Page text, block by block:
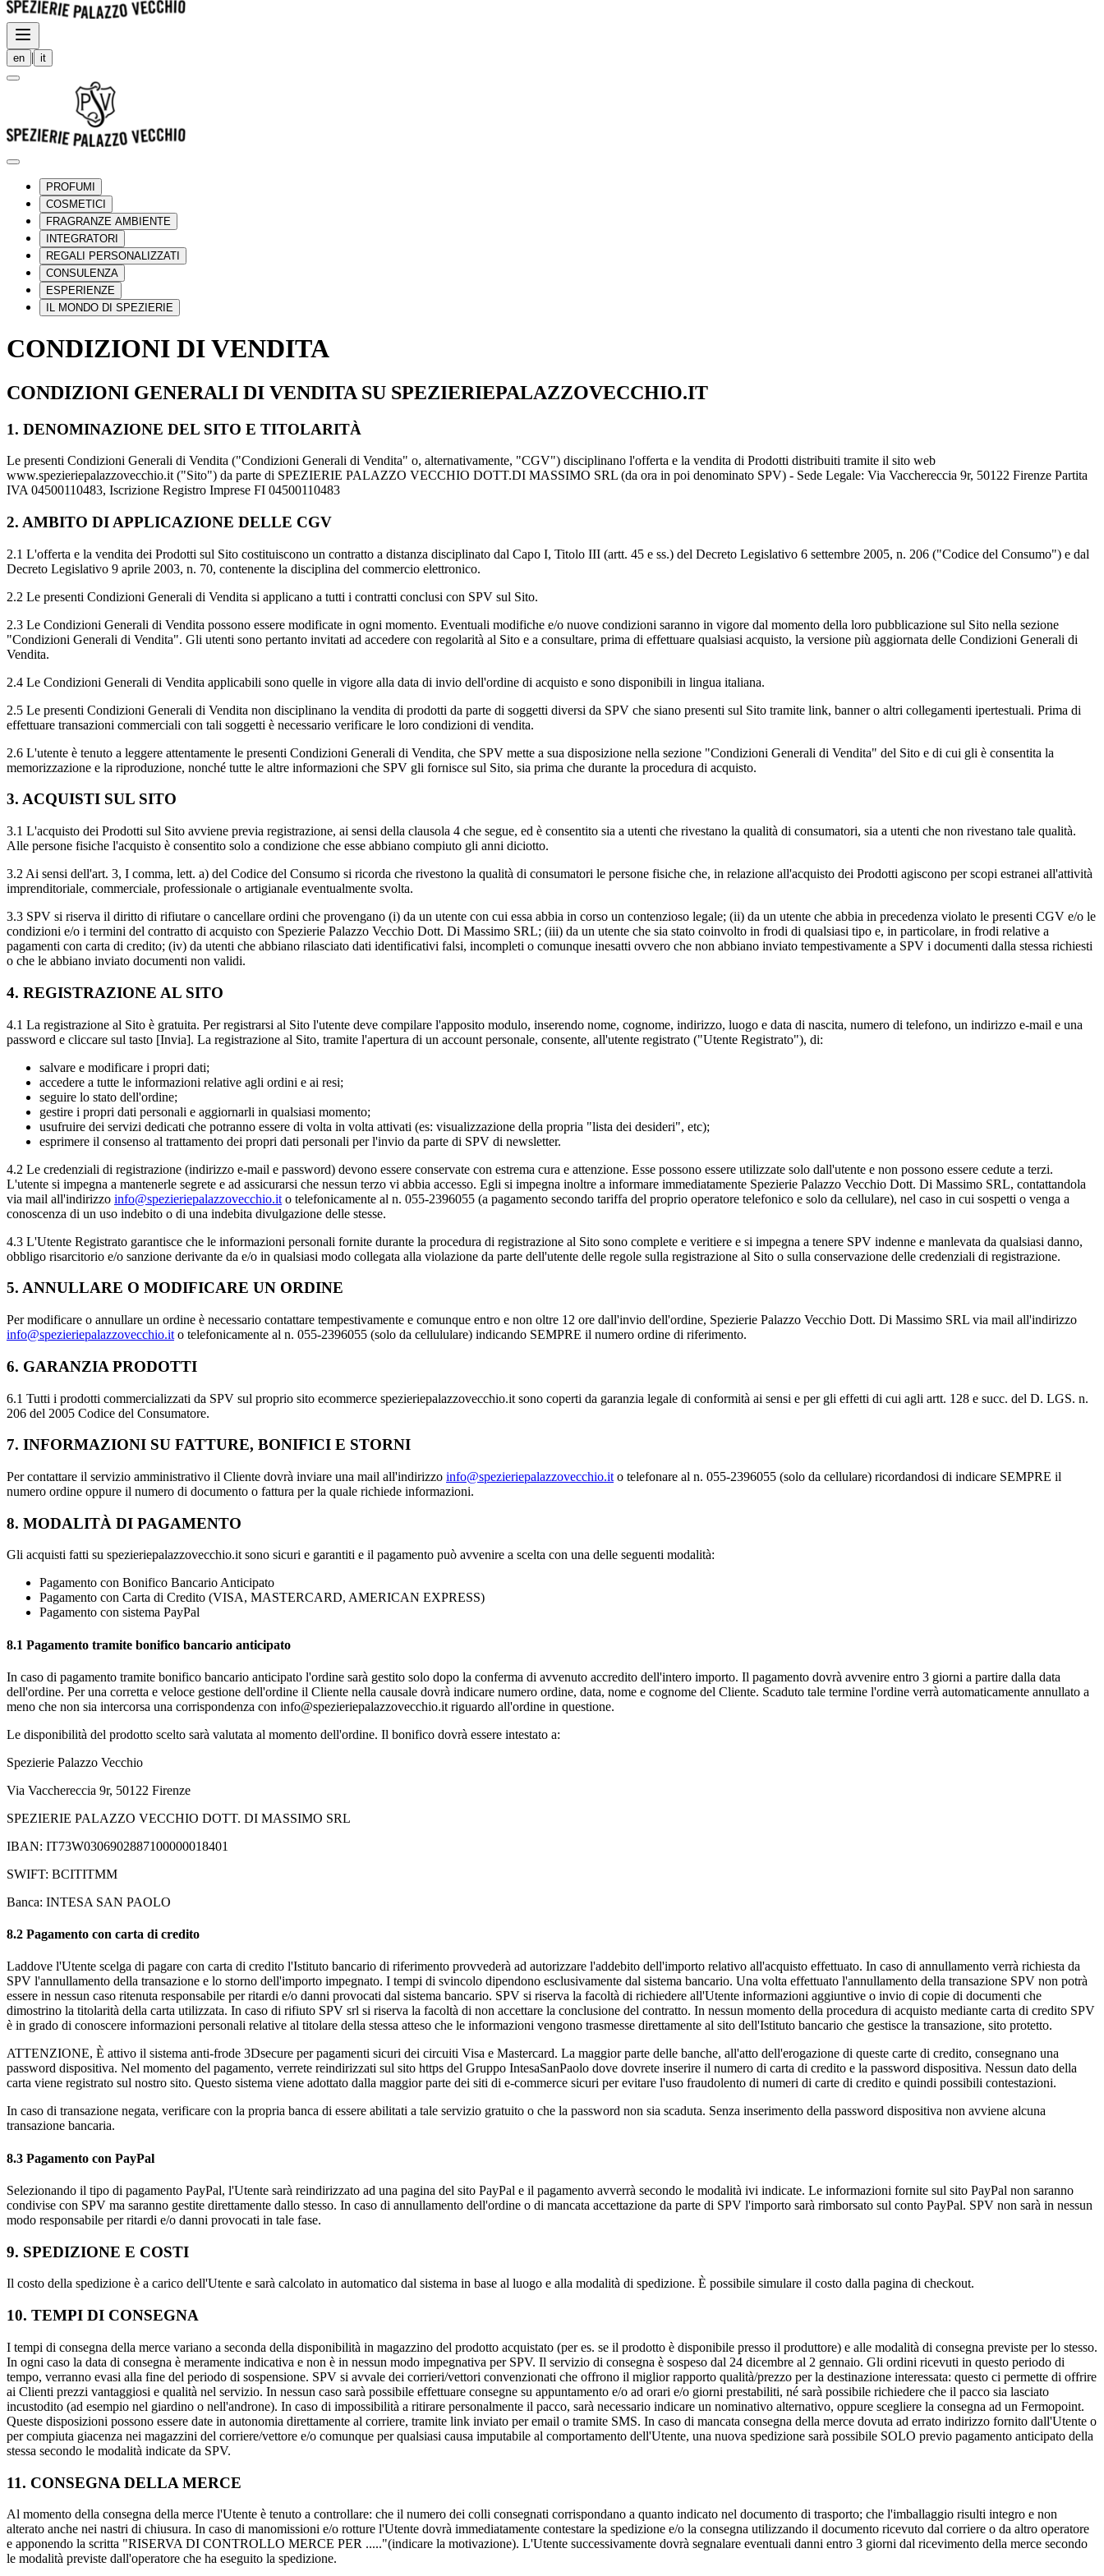
en | it
PROFUMI
COSMETICI
FRAGRANZE AMBIENTE
INTEGRATORI
REGALI PERSONALIZZATI
CONSULENZA
ESPERIENZE
IL MONDO DI SPEZIERIE
CONDIZIONI DI VENDITA
CONDIZIONI GENERALI DI VENDITA SU SPEZIERIEPALAZZOVECCHIO.IT
1. DENOMINAZIONE DEL SITO E TITOLARITÀ
Le presenti Condizioni Generali di Vendita ("Condizioni Generali di Vendita" o, alternativamente, "CGV") disciplinano l'offerta e la vendita di Prodotti distribuiti tramite il sito web
www.spezieriepalazzovecchio.it ("Sito") da parte di SPEZIERIE PALAZZO VECCHIO DOTT.DI MASSIMO SRL (da ora in poi denominato SPV) - Sede Legale: Via Vacchereccia 9r, 50122 Firenze Partita
IVA 04500110483, Iscrizione Registro Imprese FI 04500110483
2. AMBITO DI APPLICAZIONE DELLE CGV
2.1 L'offerta e la vendita dei Prodotti sul Sito costituiscono un contratto a distanza disciplinato dal Capo I, Titolo III (artt. 45 e ss.) del Decreto Legislativo 6 settembre 2005, n. 206 ("Codice del Consumo") e dal
Decreto Legislativo 9 aprile 2003, n. 70, contenente la disciplina del commercio elettronico.
2.2 Le presenti Condizioni Generali di Vendita si applicano a tutti i contratti conclusi con SPV sul Sito.
2.3 Le Condizioni Generali di Vendita possono essere modificate in ogni momento. Eventuali modifiche e/o nuove condizioni saranno in vigore dal momento della loro pubblicazione sul Sito nella sezione
"Condizioni Generali di Vendita". Gli utenti sono pertanto invitati ad accedere con regolarità al Sito e a consultare, prima di effettuare qualsiasi acquisto, la versione più aggiornata delle Condizioni Generali di
Vendita.
2.4 Le Condizioni Generali di Vendita applicabili sono quelle in vigore alla data di invio dell'ordine di acquisto e sono disponibili in lingua italiana.
2.5 Le presenti Condizioni Generali di Vendita non disciplinano la vendita di prodotti da parte di soggetti diversi da SPV che siano presenti sul Sito tramite link, banner o altri collegamenti ipertestuali. Prima di
effettuare transazioni commerciali con tali soggetti è necessario verificare le loro condizioni di vendita.
2.6 L'utente è tenuto a leggere attentamente le presenti Condizioni Generali di Vendita, che SPV mette a sua disposizione nella sezione "Condizioni Generali di Vendita" del Sito e di cui gli è consentita la
memorizzazione e la riproduzione, nonché tutte le altre informazioni che SPV gli fornisce sul Sito, sia prima che durante la procedura di acquisto.
3. ACQUISTI SUL SITO
3.1 L'acquisto dei Prodotti sul Sito avviene previa registrazione, ai sensi della clausola 4 che segue, ed è consentito sia a utenti che rivestano la qualità di consumatori, sia a utenti che non rivestano tale qualità.
Alle persone fisiche l'acquisto è consentito solo a condizione che esse abbiano compiuto gli anni diciotto.
3.2 Ai sensi dell'art. 3, I comma, lett. a) del Codice del Consumo si ricorda che rivestono la qualità di consumatori le persone fisiche che, in relazione all'acquisto dei Prodotti agiscono per scopi estranei all'attività
imprenditoriale, commerciale, professionale o artigianale eventualmente svolta.
3.3 SPV si riserva il diritto di rifiutare o cancellare ordini che provengano (i) da un utente con cui essa abbia in corso un contenzioso legale; (ii) da un utente che abbia in precedenza violato le presenti CGV e/o le
condizioni e/o i termini del contratto di acquisto con Spezierie Palazzo Vecchio Dott. Di Massimo SRL; (iii) da un utente che sia stato coinvolto in frodi di qualsiasi tipo e, in particolare, in frodi relative a
pagamenti con carta di credito; (iv) da utenti che abbiano rilasciato dati identificativi falsi, incompleti o comunque inesatti ovvero che non abbiano inviato tempestivamente a SPV i documenti dalla stessa richiesti
o che le abbiano inviato documenti non validi.
4. REGISTRAZIONE AL SITO
4.1 La registrazione al Sito è gratuita. Per registrarsi al Sito l'utente deve compilare l'apposito modulo, inserendo nome, cognome, indirizzo, luogo e data di nascita, numero di telefono, un indirizzo e-mail e una
password e cliccare sul tasto [Invia]. La registrazione al Sito, tramite l'apertura di un account personale, consente, all'utente registrato ("Utente Registrato"), di:
salvare e modificare i propri dati;
accedere a tutte le informazioni relative agli ordini e ai resi;
seguire lo stato dell'ordine;
gestire i propri dati personali e aggiornarli in qualsiasi momento;
usufruire dei servizi dedicati che potranno essere di volta in volta attivati (es: visualizzazione della propria "lista dei desideri", etc);
esprimere il consenso al trattamento dei propri dati personali per l'invio da parte di SPV di newsletter.
4.2 Le credenziali di registrazione (indirizzo e-mail e password) devono essere conservate con estrema cura e attenzione. Esse possono essere utilizzate solo dall'utente e non possono essere cedute a terzi.
L'utente si impegna a mantenerle segrete e ad assicurarsi che nessun terzo vi abbia accesso. Egli si impegna inoltre a informare immediatamente Spezierie Palazzo Vecchio Dott. Di Massimo SRL, contattandola
via mail all'indirizzo info@spezieriepalazzovecchio.it o telefonicamente al n. 055-2396055 (a pagamento secondo tariffa del proprio operatore telefonico e solo da cellulare), nel caso in cui sospetti o venga a
conoscenza di un uso indebito o di una indebita divulgazione delle stesse.
4.3 L'Utente Registrato garantisce che le informazioni personali fornite durante la procedura di registrazione al Sito sono complete e veritiere e si impegna a tenere SPV indenne e manlevata da qualsiasi danno,
obbligo risarcitorio e/o sanzione derivante da e/o in qualsiasi modo collegata alla violazione da parte dell'utente delle regole sulla registrazione al Sito o sulla conservazione delle credenziali di registrazione.
5. ANNULLARE O MODIFICARE UN ORDINE
Per modificare o annullare un ordine è necessario contattare tempestivamente e comunque entro e non oltre 12 ore dall'invio dell'ordine, Spezierie Palazzo Vecchio Dott. Di Massimo SRL via mail all'indirizzo
info@spezieriepalazzovecchio.it o telefonicamente al n. 055-2396055 (solo da cellululare) indicando SEMPRE il numero ordine di riferimento.
6. GARANZIA PRODOTTI
6.1 Tutti i prodotti commercializzati da SPV sul proprio sito ecommerce spezieriepalazzovecchio.it sono coperti da garanzia legale di conformità ai sensi e per gli effetti di cui agli artt. 128 e succ. del D. LGS. n.
206 del 2005 Codice del Consumatore.
7. INFORMAZIONI SU FATTURE, BONIFICI E STORNI
Per contattare il servizio amministrativo il Cliente dovrà inviare una mail all'indirizzo info@spezieriepalazzovecchio.it o telefonare al n. 055-2396055 (solo da cellulare) ricordandosi di indicare SEMPRE il
numero ordine oppure il numero di documento o fattura per la quale richiede informazioni.
8. MODALITÀ DI PAGAMENTO
Gli acquisti fatti su spezieriepalazzovecchio.it sono sicuri e garantiti e il pagamento può avvenire a scelta con una delle seguenti modalità:
Pagamento con Bonifico Bancario Anticipato
Pagamento con Carta di Credito (VISA, MASTERCARD, AMERICAN EXPRESS)
Pagamento con sistema PayPal
8.1 Pagamento tramite bonifico bancario anticipato
In caso di pagamento tramite bonifico bancario anticipato l'ordine sarà gestito solo dopo la conferma di avvenuto accredito dell'intero importo. Il pagamento dovrà avvenire entro 3 giorni a partire dalla data
dell'ordine. Per una corretta e veloce gestione dell'ordine il Cliente nella causale dovrà indicare numero ordine, data, nome e cognome del Cliente. Scaduto tale termine l'ordine verrà automaticamente annullato a
meno che non sia intercorsa una corrispondenza con info@spezieriepalazzovecchio.it riguardo all'ordine in questione.
Le disponibilità del prodotto scelto sarà valutata al momento dell'ordine. Il bonifico dovrà essere intestato a:
Spezierie Palazzo Vecchio
Via Vacchereccia 9r, 50122 Firenze
SPEZIERIE PALAZZO VECCHIO DOTT. DI MASSIMO SRL
IBAN: IT73W0306902887100000018401
SWIFT: BCITITMM
Banca: INTESA SAN PAOLO
8.2 Pagamento con carta di credito
Laddove l'Utente scelga di pagare con carta di credito l'Istituto bancario di riferimento provvederà ad autorizzare l'addebito dell'importo relativo all'acquisto effettuato. In caso di annullamento verrà richiesta da
SPV l'annullamento della transazione e lo storno dell'importo impegnato. I tempi di svincolo dipendono esclusivamente dal sistema bancario. Una volta effettuato l'annullamento della transazione SPV non potrà
essere in nessun caso ritenuta responsabile per ritardi e/o danni provocati dal sistema bancario. SPV si riserva la facoltà di richiedere all'Utente informazioni aggiuntive o invio di copie di documenti che
dimostrino la titolarità della carta utilizzata. In caso di rifiuto SPV srl si riserva la facoltà di non accettare la conclusione del contratto. In nessun momento della procedura di acquisto mediante carta di credito SPV
è in grado di conoscere informazioni personali relative al titolare della stessa atteso che le informazioni vengono trasmesse direttamente al sito dell'Istituto bancario che gestisce la transazione, sito protetto.
ATTENZIONE, È attivo il sistema anti-frode 3Dsecure per pagamenti sicuri dei circuiti Visa e Mastercard. La maggior parte delle banche, all'atto dell'erogazione di queste carte di credito, consegnano una
password dispositiva. Nel momento del pagamento, verrete reindirizzati sul sito https del Gruppo IntesaSanPaolo dove dovrete inserire il numero di carta di credito e la password dispositiva. Nessun dato della
carta viene registrato sul nostro sito. Questo sistema viene adottato dalla maggior parte dei siti di e-commerce sicuri per evitare l'uso fraudolento di numeri di carte di credito e quindi possibili contestazioni.
In caso di transazione negata, verificare con la propria banca di essere abilitati a tale servizio gratuito o che la password non sia scaduta. Senza inserimento della password dispositiva non avviene alcuna
transazione bancaria.
8.3 Pagamento con PayPal
Selezionando il tipo di pagamento PayPal, l'Utente sarà reindirizzato ad una pagina del sito PayPal e il pagamento avverrà secondo le modalità ivi indicate. Le informazioni fornite sul sito PayPal non saranno
condivise con SPV ma saranno gestite direttamente dallo stesso. In caso di annullamento dell'ordine o di mancata accettazione da parte di SPV l'importo sarà rimborsato sul conto PayPal. SPV non sarà in nessun
modo responsabile per ritardi e/o danni provocati in tale fase.
9. SPEDIZIONE E COSTI
Il costo della spedizione è a carico dell'Utente e sarà calcolato in automatico dal sistema in base al luogo e alla modalità di spedizione. È possibile simulare il costo dalla pagina di checkout.
10. TEMPI DI CONSEGNA
I tempi di consegna della merce variano a seconda della disponibilità in magazzino del prodotto acquistato (per es. se il prodotto è disponibile presso il produttore) e alle modalità di consegna previste per lo stesso.
In ogni caso la data di consegna è meramente indicativa e non è in nessun modo impegnativa per SPV. Il servizio di consegna è sospeso dal 24 dicembre al 2 gennaio. Gli ordini ricevuti in questo periodo di
tempo, verranno evasi alla fine del periodo di sospensione. SPV si avvale dei corrieri/vettori convenzionati che offrono il miglior rapporto qualità/prezzo per la destinazione interessata: questo ci permette di offrire
ai Clienti prezzi vantaggiosi e qualità nel servizio. In nessun caso sarà possibile effettuare consegne su appuntamento e/o ad orari e/o giorni prestabiliti, né sarà possibile richiedere che il pacco sia lasciato
incustodito (ad esempio nel giardino o nell'androne). In caso di impossibilità a ritirare personalmente il pacco, sarà necessario indicare un nominativo alternativo, oppure scegliere la consegna ad un Fermopoint.
Queste disposizioni possono essere date in autonomia direttamente al corriere, tramite link inviato per email o tramite SMS. In caso di mancata consegna della merce dovuta ad errato indirizzo fornito dall'Utente o
per compiuta giacenza nei magazzini del corriere/vettore e/o comunque per qualsiasi causa imputabile al comportamento dell'Utente, una nuova spedizione sarà possibile SOLO previo pagamento anticipato della
stessa secondo le modalità indicate da SPV.
11. CONSEGNA DELLA MERCE
Al momento della consegna della merce l'Utente è tenuto a controllare: che il numero dei colli consegnati corrispondano a quanto indicato nel documento di trasporto; che l'imballaggio risulti integro e non
alterato anche nei nastri di chiusura. In caso di manomissioni e/o rotture l'Utente dovrà immediatamente contestare la spedizione e/o la consegna utilizzando il documento ricevuto dal corriere o da altro operatore
e apponendo la scritta "RISERVA DI CONTROLLO MERCE PER ....."(indicare la motivazione). L'Utente successivamente dovrà segnalare eventuali danni entro 3 giorni dal ricevimento della merce secondo
le modalità previste dall'operatore che ha eseguito la spedizione.